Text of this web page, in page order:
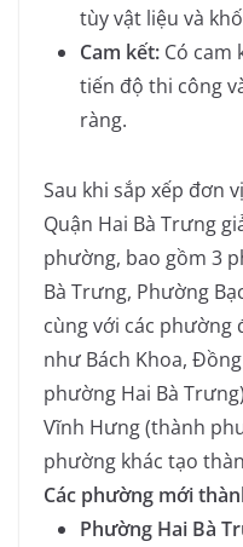
tùy vật liệu và
Cam kết: Có cam
tiến độ thi công
ràng.
Sau khi sắp xếp đơn
Quận Hai Bà Trưng
phường, bao gồm 3
Bà Trưng, Phường
cùng với các phường
như Bách Khoa,
phường Hai Bà
Vĩnh Hưng (thành
phường khác tạo
Các phường mới
Phường Hai Bà